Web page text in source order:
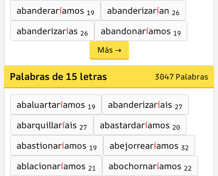
abanderaríamos 19 abanderizarían 26
abanderizarías 26 abandonaríamos 19
Más →
Palabras de 15 letras 3047 Palabras
abaluartaríamos 19 abanderizaríais 27
abarquillaríais 27 abastardaríamos 20
abastionaríamos 19 abejorrearíamos 32
ablacionaríamos 21 abochornaríamos 22